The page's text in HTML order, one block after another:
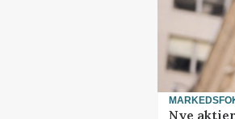
Nye